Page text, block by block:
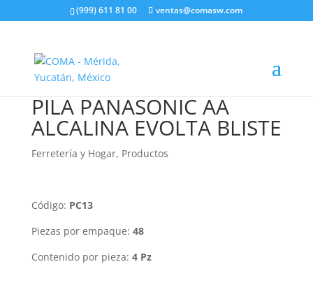
(999) 611 81 00 ventas@comasw.com
PILA PANASONIC AA
ALCALINA EVOLTA BLISTE
Ferretería y Hogar, Productos
Código: PC13
Piezas por empaque: 48
Contenido por pieza: 4 Pz